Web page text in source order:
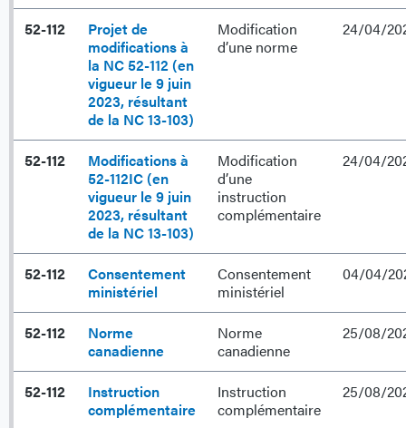
52-112
Projet de
modifications à
la NC 52-112 (en
vigueur le 9 juin
2023, résultant
de la NC 13-103)
Modification
d’une norme
24/04/
52-112
Modifications à
52-112IC (en
vigueur le 9 juin
2023, résultant
de la NC 13-103)
Modification
d’une
instruction
complémentaire
24/04/
52-112
Consentement
ministériel
Consentement
ministériel
04/04/
52-112
Norme
canadienne
Norme
canadienne
25/08/
52-112
Instruction
complémentaire
Instruction
complémentaire
25/08/